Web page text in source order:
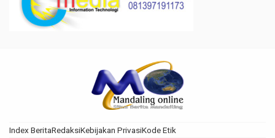
Index BeritaRedaksiKebijakan PrivasiKode Etik